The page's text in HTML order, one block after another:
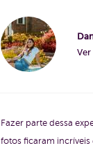
Fazer parte dessa
fotos ficaram incríveis